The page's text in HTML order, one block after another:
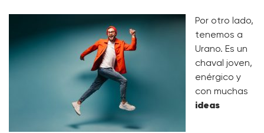
Por otro lado,
tenemos a
Urano. Es un
chaval joven,
enérgico y
con muchas
ideas